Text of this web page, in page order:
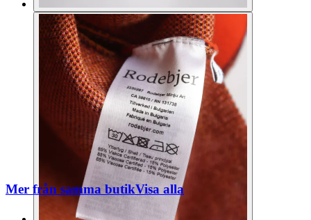
Mer från samma butikVisa alla